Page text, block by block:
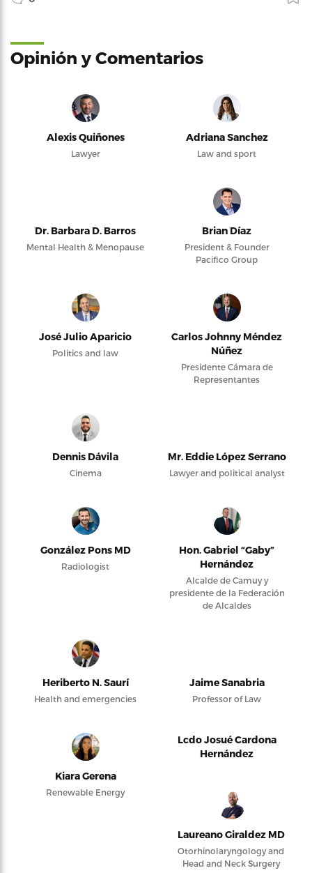
Opinión y Comentarios
Alexis Quiñones
Lawyer
Adriana Sanchez
Law and sport
Dr. Barbara D. Barros
Mental Health & Menopause
Brian Díaz
President & Founder
Pacifico Group
José Julio Aparicio
Politics and law
Carlos Johnny Méndez
Núñez
Presidente Cámara de
Representantes
Dennis Dávila
Cinema
Mr. Eddie López Serrano
Lawyer and political analyst
González Pons MD
Radiologist
Hon. Gabriel “Gaby”
Hernández
Alcalde de Camuy y
presidente de la Federación
de Alcaldes
Heriberto N. Saurí
Health and emergencies
Jaime Sanabria
Professor of Law
Kiara Gerena
Renewable Energy
Lcdo Josué Cardona
Hernández
Laureano Giraldez MD
Otorhinolaryngology and
Head and Neck Surgery